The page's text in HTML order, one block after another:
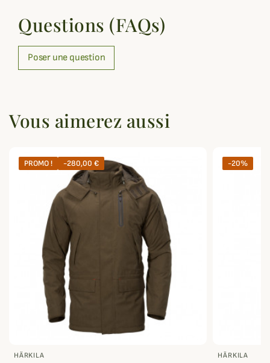
Questions (FAQs)
Poser une question
Vous aimerez aussi
PROMO ! -280,00 €
HÄRKILA
-20%
HÄRKILA